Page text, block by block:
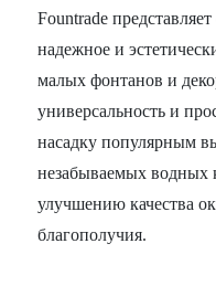
Fountrade
надежное и
малых фонтанов и
универсальность и
насадку популярным
незабываемых водных
улучшению качества
благополучия.